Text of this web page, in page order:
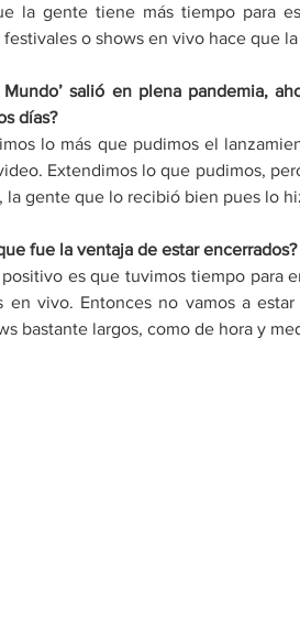
la gente tiene más tiempo para
o shows en vivo hace que
Mundo’ salió en plena pandemia,
días?
lo más que pudimos el
Extendimos lo que pudimos,
la gente que lo recibió bien pues lo
fue la ventaja de estar encerrados?
es que tuvimos tiempo para
en vivo. Entonces no vamos a
bastante largos, como de hora y